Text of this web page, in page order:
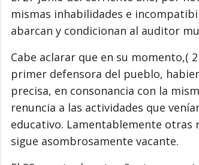
mismas inhabilidades e
abarcan y condicionan al auditor
Cabe aclarar que en su momento,(
primer defensora del pueblo,
precisa, en consonancia con la
renuncia a las actividades que
educativo. Lamentablemente otras
sigue asombrosamente vacante.